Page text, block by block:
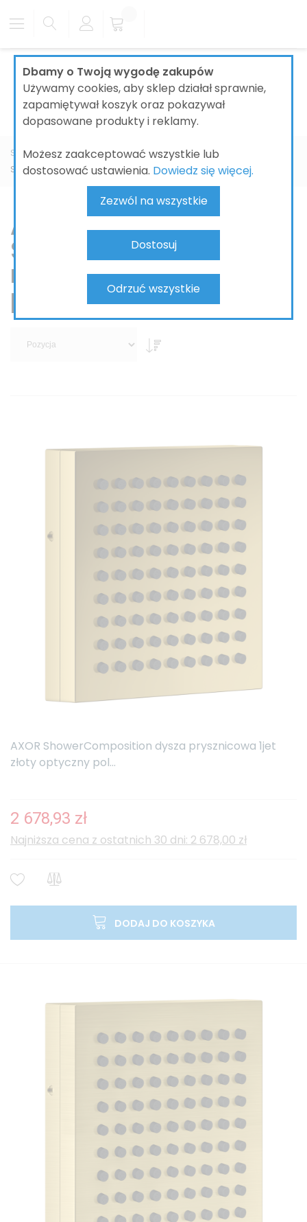
Dbamy o Twoją wygodę zakupów
Używamy cookies, aby sklep działał sprawnie,
zapamiętywał koszyk oraz pokazywał
dopasowane produkty i reklamy.
Możesz zaakceptować wszystkie lub
dostosować ustawienia. Dowiedz się więcej.
Zezwól na wszystkie
Dostosuj
Odrzuć wszystkie
Strona główna ŁAZIENKI BATERIE ŁAZIENKOWE
ShowerComposition
AXOR
ShowerComposition –
modułowe systemy
prysznicowe
AXOR ShowerComposition dysza prysznicowa 1jet
złoty optyczny pol...
2 678,93 zł
Najniższa cena z ostatnich 30 dni: 2 678,00 zł
DODAJ DO KOSZYKA